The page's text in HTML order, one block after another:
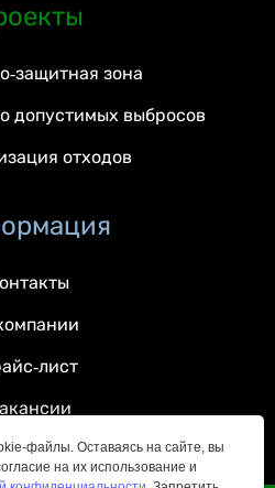
защитная зона
допустимых выбросов
отходов
лист
файлы. Оставаясь на сайте, вы
на их использование и